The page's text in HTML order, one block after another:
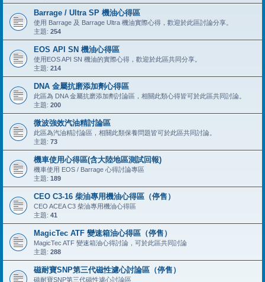
Barrage / Ultra SP 機油心得區
使用 Barrage 及 Barrage Ultra 機油實際心得，歡迎於此區討論分享。
主題: 254
EOS API SN 機油心得區
使用EOS API SN 機油的實際心得，歡迎於此區共同分享。
主題: 214
DNA 金屬抗磨添加劑心得區
此區為 DNA 金屬抗磨添加劑討論區，相關此類心得皆可於此區共同討論。
主題: 200
微波強效汽油精討論區
此區為汽油精討論區，相關此類保養問題皆可於此區共同討論。
主題: 73
機車使用心得區(含大陸地區測試回報)
機車使用 EOS / Barrage 心得討論專區
主題: 189
CEO C3-16 柴油專用機油心得區（停售）
CEO ACEA C3 柴油專用機油心得區
主題: 41
MagicTec ATF 變速箱油心得區（停售）
MagicTec ATF 變速箱油心得討論，可於此區共同討論
主題: 288
磁耐寶SNP第三代磁性濾心討論區（停售）
磁耐寶SNP第三代磁性濾心討論區